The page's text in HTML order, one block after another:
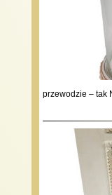
przewodzie – tak